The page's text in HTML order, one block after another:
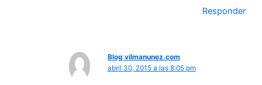
Responder
Blog vilmanunez.com
abril 30, 2015 a las 8:05 pm